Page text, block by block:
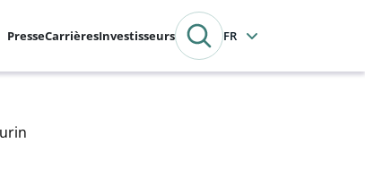
PresseCarrièresInvestisseurs Français